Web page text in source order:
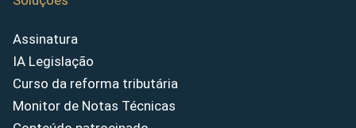
Assinatura
IA Legislação
Curso da reforma tributária
Monitor de Notas Técnicas